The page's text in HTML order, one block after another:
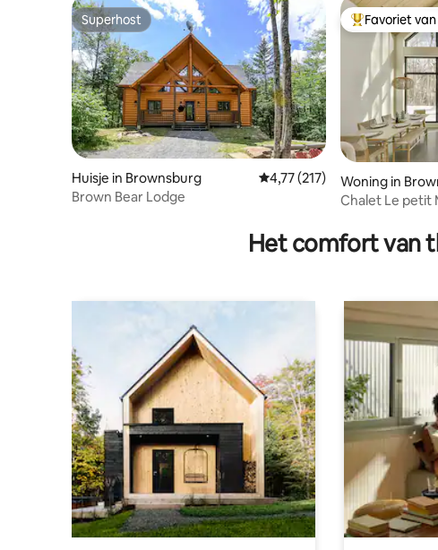
Superhost
Superhost
Huisje in Brownsburg Gemiddelde beoordeling
4,77 (217)
Brown Bear Lodge
Topfavoriet
Favoriet
Woning in
Chalet Le petit
Het comfort van